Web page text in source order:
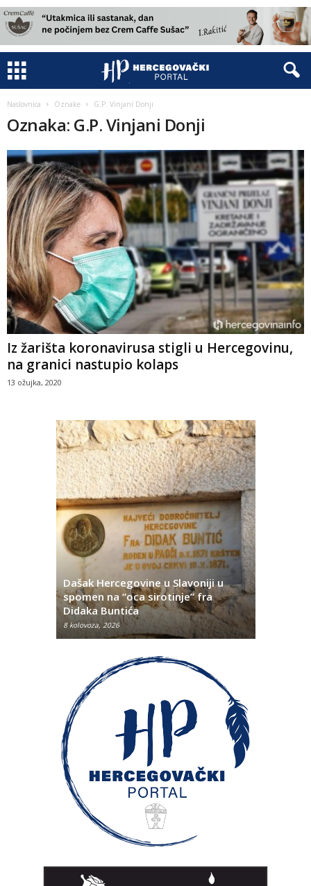
Naslovnica Oznake G.P. Vinjani Donji
Oznaka: G.P. Vinjani Donji
Iz žarišta koronavirusa stigli u Hercegovinu,
na granici nastupio kolaps
13 ožujka, 2020
Dašak Hercegovine u Slavoniji u
spomen na “oca sirotinje” fra
Didaka Buntića
8 kolovoza, 2026